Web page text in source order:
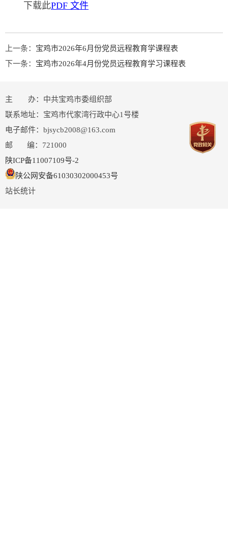
下载此PDF 文件
上一条： 宝鸡市2026年6月份党员远程教育学课程表
下一条： 宝鸡市2026年4月份党员远程教育学习课程表
主 办：中共宝鸡市委组织部
联系地址：宝鸡市代家湾行政中心1号楼
电子邮件：bjsycb2008@163.com
邮 编：721000
陕ICP备11007109号-2
陕公网安备61030302000453号
站长统计